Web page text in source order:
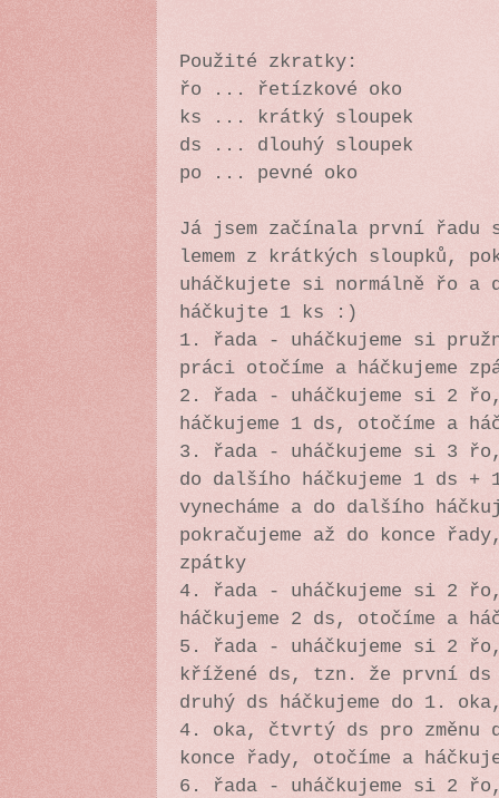
Použité zkratky:
řo ... řetízkové oko
ks ... krátký sloupek
ds ... dlouhý sloupek
po ... pevné oko
Já jsem začínala první řadu
lemem z krátkých sloupků,
uháčkujete si normálně řo a
háčkujte 1 ks :)
1. řada - uháčkujeme si
práci otočíme a háčkujeme
2. řada - uháčkujeme si 2 řo,
háčkujeme 1 ds, otočíme a
3. řada - uháčkujeme si 3
do dalšího háčkujeme 1 ds +
vynecháme a do dalšího
pokračujeme až do konce
zpátky
4. řada - uháčkujeme si 2
háčkujeme 2 ds, otočíme a
5. řada - uháčkujeme si 2
křížené ds, tzn. že první ds
druhý ds háčkujeme do 1.
4. oka, čtvrtý ds pro změnu
konce řady, otočíme a
6. řada - uháčkujeme si 2